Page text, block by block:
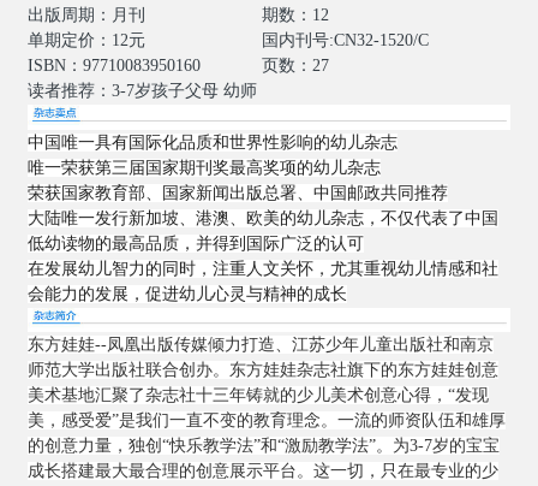
出版周期：月刊
期数：12
单期定价：12元
国内刊号:CN32-1520/C
ISBN：97710083950160
页数：27
读者推荐：3-7岁孩子父母 幼师
中国唯一具有国际化品质和世界性影响的幼儿杂志
唯一荣获第三届国家期刊奖最高奖项的幼儿杂志
荣获国家教育部、国家新闻出版总署、中国邮政共同推荐
大陆唯一发行新加坡、港澳、欧美的幼儿杂志，不仅代表了中国
低幼读物的最高品质，并得到国际广泛的认可
在发展幼儿智力的同时，注重人文关怀，尤其重视幼儿情感和社
会能力的发展，促进幼儿心灵与精神的成长
东方娃娃--凤凰出版传媒倾力打造、江苏少年儿童出版社和南京
师范大学出版社联合创办。东方娃娃杂志社旗下的东方娃娃创意
美术基地汇聚了杂志社十三年铸就的少儿美术创意心得，“发现
美，感受爱”是我们一直不变的教育理念。一流的师资队伍和雄厚
的创意力量，独创“快乐教学法”和“激励教学法”。为3-7岁的宝宝
成长搭建最大最合理的创意展示平台。这一切，只在最专业的少